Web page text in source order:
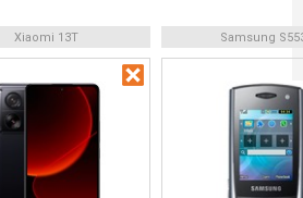
Xiaomi 13T Samsung